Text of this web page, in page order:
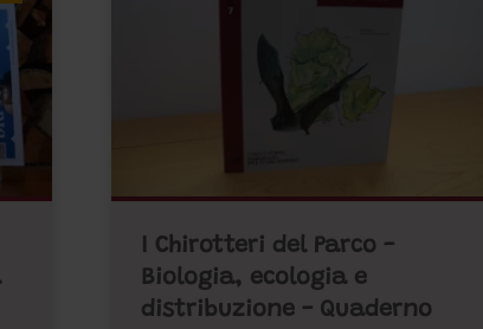
I Chirotteri del Parco -
Biologia, ecologia e
distribuzione - Quaderno